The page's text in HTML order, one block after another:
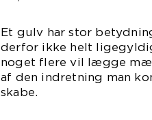
Et gulv har stor
derfor ikke helt
noget flere vil lægge
af den indretning man